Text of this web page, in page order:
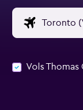
Vols